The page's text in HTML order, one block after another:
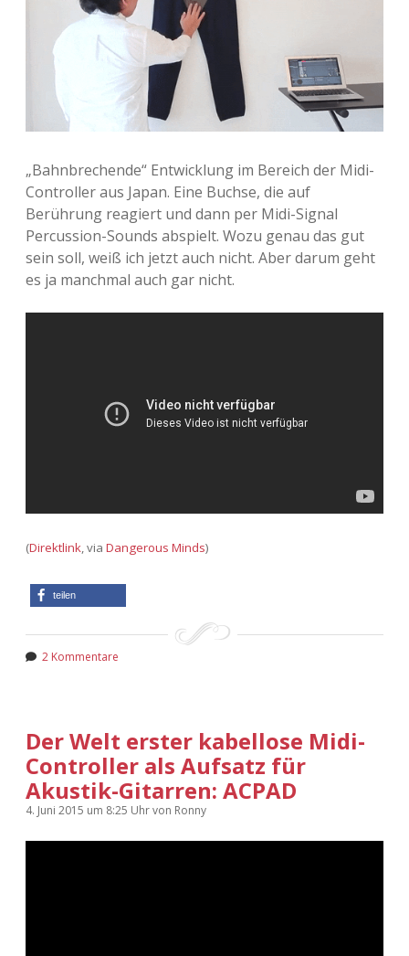
„Bahnbrechende“ Entwicklung im Bereich der Midi-
Controller aus Japan. Eine Buchse, die auf
Berührung reagiert und dann per Midi-Signal
Percussion-Sounds abspielt. Wozu genau das gut
sein soll, weiß ich jetzt auch nicht. Aber darum geht
es ja manchmal auch gar nicht.
(Direktlink, via Dangerous Minds)
teilen
2 Kommentare
Der Welt erster kabellose Midi-
Controller als Aufsatz für
Akustik-Gitarren: ACPAD
4. Juni 2015 um 8:25 Uhrvon Ronny